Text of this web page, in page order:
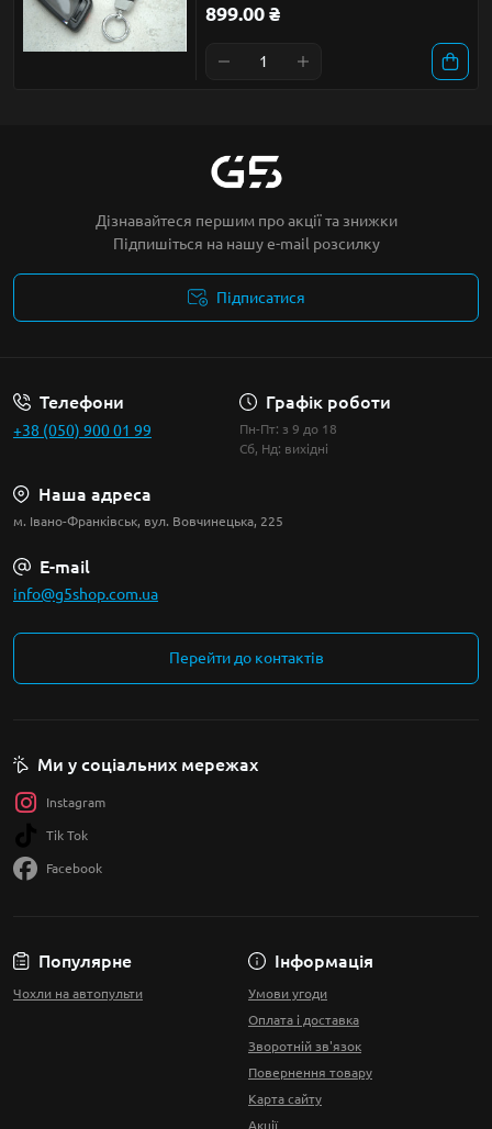
899.00 ₴
Дізнавайтеся першим про акції та знижки
Підпишіться на нашу e-mail розсилку
Підписатися
Телефони
+38 (050) 900 01 99
Графік роботи
Пн-Пт: з 9 до 18
Сб, Нд: вихідні
Наша адреса
м. Івано-Франківськ, вул. Вовчинецька, 225
E-mail
info@g5shop.com.ua
Перейти до контактів
Популярне
Чохли на автопульти
Інформація
Умови угоди
Оплата і доставка
Зворотній зв'язок
Повернення товару
Карта сайту
Акції
Ми у соціальних мережах
Instagram
Tik Tok
Facebook